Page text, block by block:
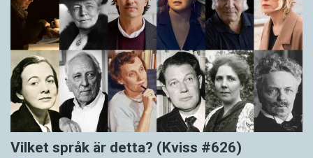
Vilket språk är detta? (Kviss #626)